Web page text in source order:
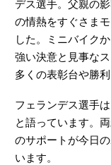
デス選手。父親の
の情熱をすぐさま
した。ミニバイク
強い決意と見事な
多くの表彰台や勝
フェランデス選手
と語っています。
のサポートが今日
います。